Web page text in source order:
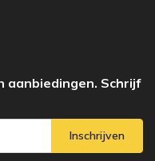
aanbiedingen. Schrijf
Inschrijven